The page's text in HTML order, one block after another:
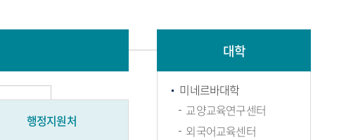
행정지원처
대학
미네르바대학
교양교육연구센터
외국어교육센터